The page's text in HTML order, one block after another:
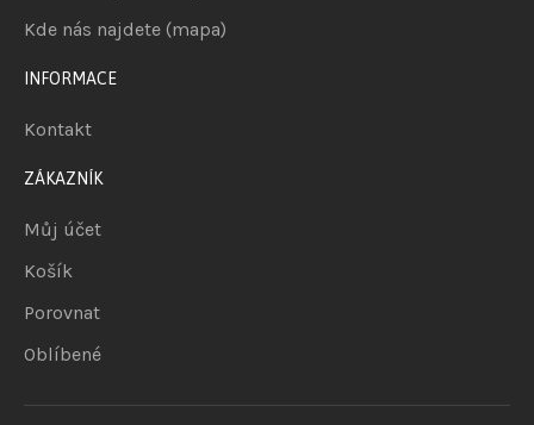
Kde nás najdete (mapa)
INFORMACE
Kontakt
ZÁKAZNÍK
Můj účet
Košík
Porovnat
Oblíbené